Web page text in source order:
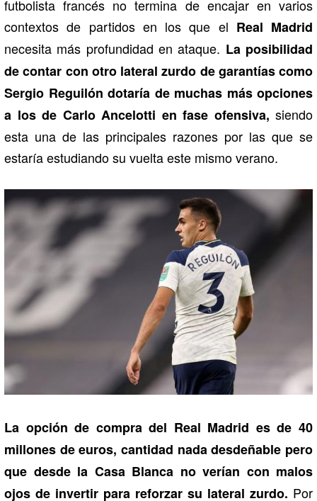
futbolista francés no termina de encajar en varios
contextos de partidos en los que el Real Madrid
necesita más profundidad en ataque. La posibilidad
de contar con otro lateral zurdo de garantías como
Sergio Reguilón dotaría de muchas más opciones
a los de Carlo Ancelotti en fase ofensiva, siendo
esta una de las principales razones por las que se
estaría estudiando su vuelta este mismo verano.
La opción de compra del Real Madrid es de 40
millones de euros, cantidad nada desdeñable pero
que desde la Casa Blanca no verían con malos
ojos de invertir para reforzar su lateral zurdo. Por